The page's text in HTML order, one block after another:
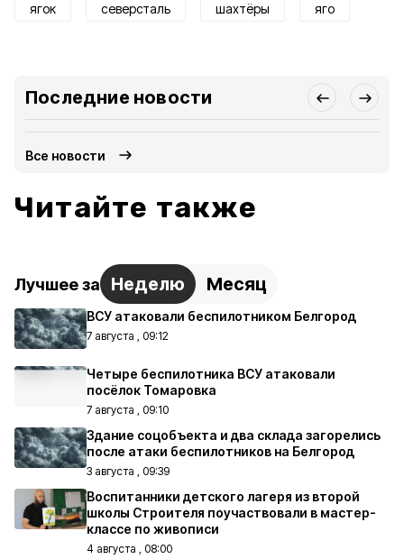
ягок северсталь шахтёры яго
Последние новости
Все новости
Читайте также
Лучшее за Неделю Месяц
ВСУ атаковали беспилотником Белгород
7 августа , 09:12
Четыре беспилотника ВСУ атаковали
посёлок Томаровка
7 августа , 09:10
Здание соцобъекта и два склада загорелись
после атаки беспилотников на Белгород
3 августа , 09:39
Воспитанники детского лагеря из второй
школы Строителя поучаствовали в мастер-
классе по живописи
4 августа , 08:00